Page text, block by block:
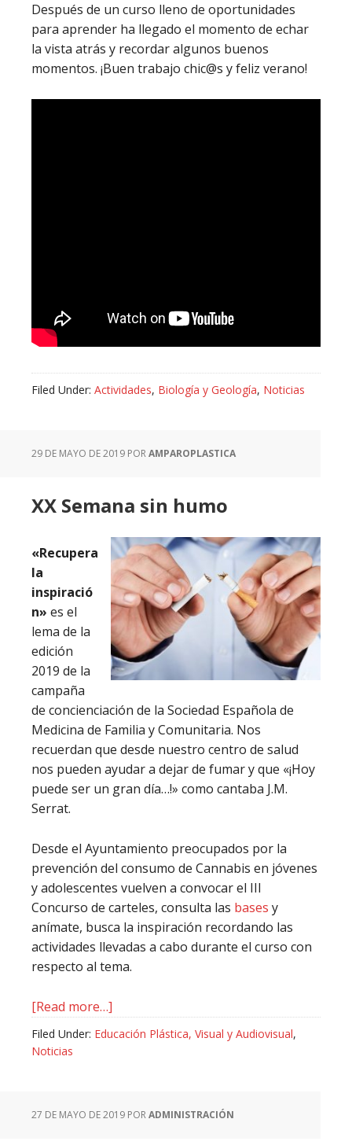
Después de un curso lleno de oportunidades
para aprender ha llegado el momento de echar
la vista atrás y recordar algunos buenos
momentos. ¡Buen trabajo chic@s y feliz verano!
Filed Under: Actividades, Biología y Geología, Noticias
29 DE MAYO DE 2019 PORAMPAROPLASTICA
XX Semana sin humo
«Recupera
la
inspiració
n» es el
lema de la
edición
2019 de la
campaña
de concienciación de la Sociedad Española de
Medicina de Familia y Comunitaria. Nos
recuerdan que desde nuestro centro de salud
nos pueden ayudar a dejar de fumar y que «¡Hoy
puede ser un gran día…!» como cantaba J.M.
Serrat.
Desde el Ayuntamiento preocupados por la
prevención del consumo de Cannabis en jóvenes
y adolescentes vuelven a convocar el III
Concurso de carteles, consulta las bases y
anímate, busca la inspiración recordando las
actividades llevadas a cabo durante el curso con
respecto al tema.
[Read more…]
Filed Under: Educación Plástica, Visual y Audiovisual,
Noticias
27 DE MAYO DE 2019 PORADMINISTRACIÓN